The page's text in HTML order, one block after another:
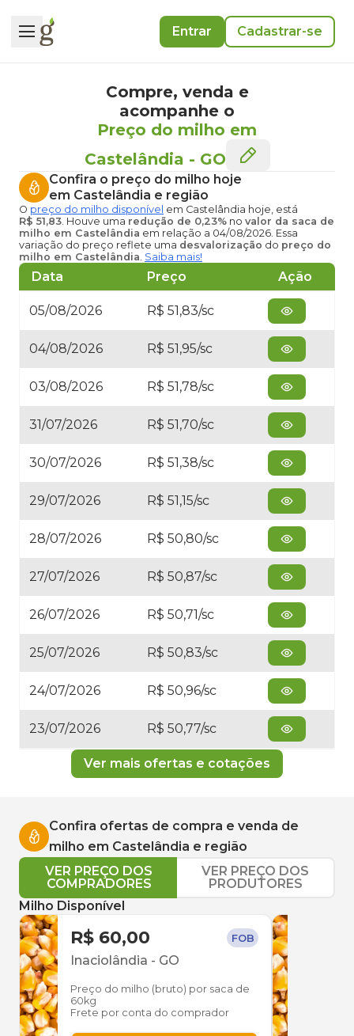
Entrar Cadastrar-se
Compre, venda e
acompanhe o
Preço do milho em
Castelândia - GO
Confira o preço do milho hoje
em Castelândia e região
O preço do milho disponível em Castelândia hoje, está
R$ 51,83. Houve uma redução de 0,23% no valor da saca de
milho em Castelândia em relação a 04/08/2026. Essa
variação do preço reflete uma desvalorização do preço do
milho em Castelândia. Saiba mais!
Data Preço Ação
05/08/2026 R$ 51,83/sc
04/08/2026 R$ 51,95/sc
03/08/2026 R$ 51,78/sc
31/07/2026 R$ 51,70/sc
30/07/2026 R$ 51,38/sc
29/07/2026 R$ 51,15/sc
28/07/2026 R$ 50,80/sc
27/07/2026 R$ 50,87/sc
26/07/2026 R$ 50,71/sc
25/07/2026 R$ 50,83/sc
24/07/2026 R$ 50,96/sc
23/07/2026 R$ 50,77/sc
Ver mais ofertas e cotações
Confira ofertas de compra e venda de
milho em Castelândia e região
VER PREÇO DOS
COMPRADORES
VER PREÇO DOS
PRODUTORES
Milho Disponível
R$ 60,00 FOB
Inaciolândia - GO
Preço do milho (bruto) por saca de
60kg
Frete por conta do comprador